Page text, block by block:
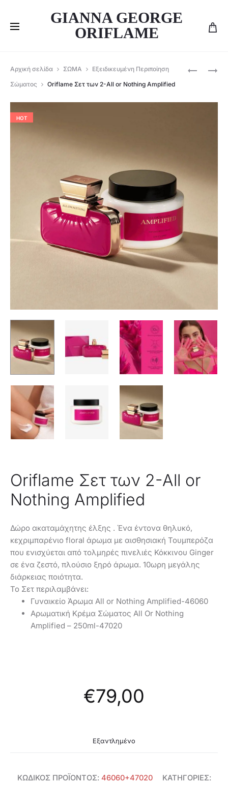
GIANNA GEORGE
ORIFLAME
ORIFLAME
ORIFLAME
Αρχική σελίδα ΣΩΜΑ
Εξειδικευμένη Περιποίηση
Σώματος
Oriflame Σετ των 2-All or Nothing Amplified
HOT
Oriflame Σετ των 2-All or
Nothing Amplified
Δώρο ακαταμάχητης έλξης . Ένα έντονα θηλυκό,
κεχριμπαρένιο floral άρωμα με αισθησιακή Τουμπερόζα
που ενισχύεται από τολμηρές πινελιές Κόκκινου Ginger
σε ένα ζεστό, πλούσιο ξηρό άρωμα. 10ωρη μεγάλης
διάρκειας ποιότητα.
Το Σετ περιλαμβάνει:
Γυναικείο Άρωμα All or Nothing Amplified-46060
Αρωματική Κρέμα Σώματος All Or Nothing
Amplified – 250ml-47020
€79,00
Εξαντλημένο
ΚΩΔΙΚΌΣ ΠΡΟΪΌΝΤΟΣ: 46060+47020
ΚΑΤΗΓΟΡΊΕΣ: